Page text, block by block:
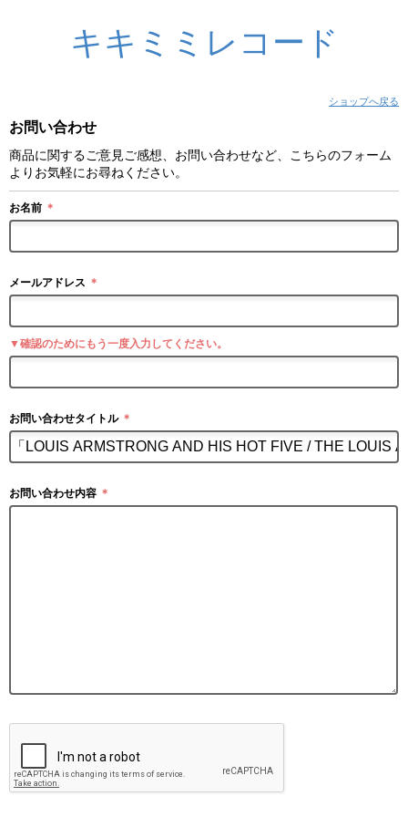
キキミミレコード
ショップへ戻る
お問い合わせ
商品に関するご意見ご感想、お問い合わせなど、こちらのフォーム
よりお気軽にお尋ねください。
お名前 ＊
メールアドレス ＊
▼確認のためにもう一度入力してください。
お問い合わせタイトル ＊
お問い合わせ内容 ＊